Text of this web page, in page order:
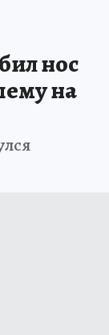
нос
на